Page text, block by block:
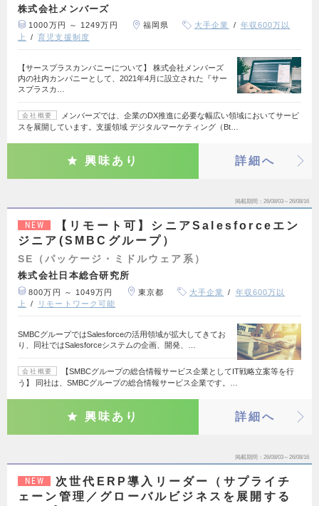
株式会社メンバーズ
1000万円 ～ 1249万円 福岡県 大手企業
年収600万以
上
育児支援制度
【サースプラスカンパニーについて】 株式会社メンバーズ
内の社内カンパニーとして、2021年4月に設立された『サー
スプラスカ…
会社概要
メンバーズでは、企業のDX推進に必要な幅広い領域においてサービ
スを展開しています。支援領域 デジタルマーケティング（Bt…
興味あり 詳細へ
掲載期間 26/08/03～26/08/16
NEW
【リモート可】シニアSalesforceエン
ジニア(SMBCグループ）
SE（パッケージ・ミドルウェア系）
株式会社日本総合研究所
800万円 ～ 1049万円 東京都 大手企業
年収600万以
上
リモートワーク可能
SMBCグループではSalesforceの活用領域が拡大してきてお
り、同社ではSalesforceシステムの企画、開発、…
会社概要
【SMBCグループの総合情報サービス企業としてIT戦略立案等を行
う】 同社は、SMBCグループの総合情報サービス企業です。…
興味あり 詳細へ
掲載期間 26/08/03～26/08/16
NEW
次世代ERP導入リーダー（サプライチ
ェーン管理／グローバルビジネスを展開する